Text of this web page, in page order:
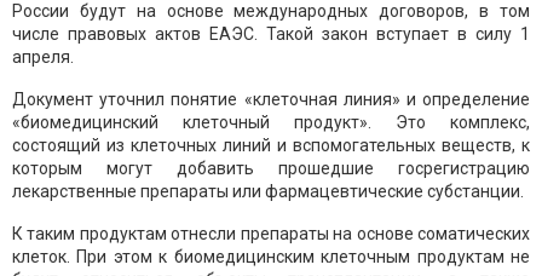
России будут на основе международных договоров, в том
числе правовых актов ЕАЭС. Такой закон вступает в силу 1
апреля.
Документ уточнил понятие «клеточная линия» и определение
«биомедицинский клеточный продукт». Это комплекс,
состоящий из клеточных линий и вспомогательных веществ, к
которым могут добавить прошедшие госрегистрацию
лекарственные препараты или фармацевтические субстанции.
К таким продуктам отнесли препараты на основе соматических
клеток. При этом к биомедицинским клеточным продуктам не